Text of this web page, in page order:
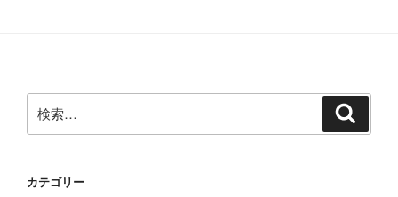
索:
カテゴリー